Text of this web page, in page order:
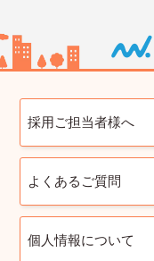
採用ご担当者様へ
よくあるご質問
個人情報について